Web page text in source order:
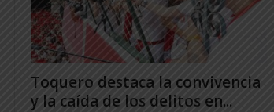
Toquero destaca la convivencia
y la caída de los delitos en...